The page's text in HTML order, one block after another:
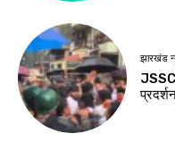
सवालों के जवाब
Birsa Bhumi Live -
August 8, 2026